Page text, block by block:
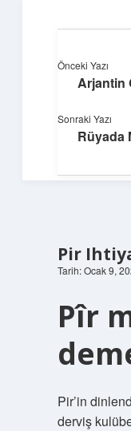
Pir
Tarih: Ocak 9,
Pîr
Pir’in
derviş
Önceki Yazı
Arjantin
Sonraki Yazı
Rüyada